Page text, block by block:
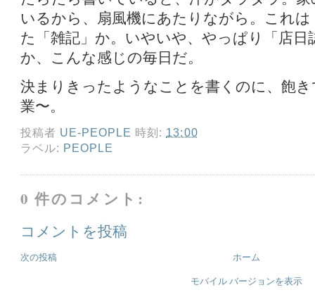
いるから、扇風機にあたりながら。これ
た「雑記」か。いやいや、やっぱり「店
か、こんな感じの毎日だ。
決まりきったようなことを書くのに、飽
業〜。
投稿者 UE-PEOPLE 時刻: 13:00
ラベル: PEOPLE
0 件のコメント:
コメントを投稿
次の投稿
ホーム
モバイル バージョンを表示